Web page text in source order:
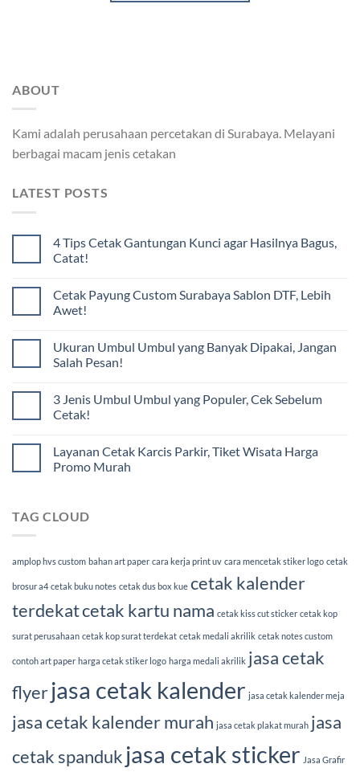
ABOUT
Kami adalah perusahaan percetakan di Surabaya. Melayani
berbagai macam jenis cetakan
LATEST POSTS
4 Tips Cetak Gantungan Kunci agar Hasilnya Bagus,
Catat!
Cetak Payung Custom Surabaya Sablon DTF, Lebih
Awet!
Ukuran Umbul Umbul yang Banyak Dipakai, Jangan
Salah Pesan!
3 Jenis Umbul Umbul yang Populer, Cek Sebelum
Cetak!
Layanan Cetak Karcis Parkir, Tiket Wisata Harga
Promo Murah
TAG CLOUD
amplop hvs custom bahan art paper cara kerja print uv cara mencetak stiker logo cetak
brosur a4 cetak buku notes cetak dus box kue cetak kalender
terdekatcetak kartu nama cetak kiss cut sticker cetak kop
surat perusahaan cetak kop surat terdekat cetak medali akrilik cetak notes custom
contoh art paper harga cetak stiker logo harga medali akrilik jasa cetak
flyerjasa cetak kalender jasa cetak kalender meja
jasa cetak kalender murah jasa cetak plakat murah jasa
cetak spanduk jasa cetak sticker Jasa Grafir